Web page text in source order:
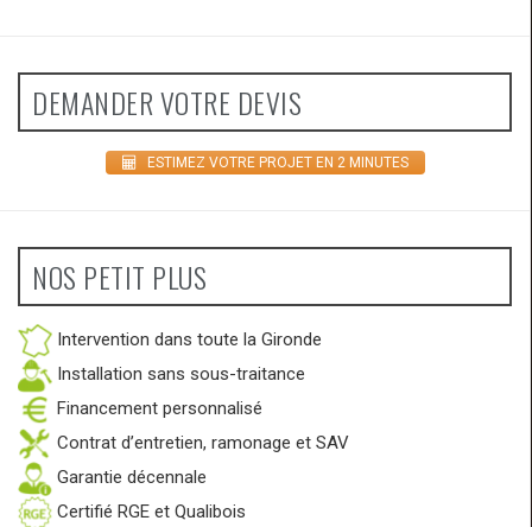
DEMANDER VOTRE DEVIS
ESTIMEZ VOTRE PROJET EN 2 MINUTES
NOS PETIT PLUS
Intervention dans toute la Gironde
Installation sans sous-traitance
Financement personnalisé
Contrat d’entretien, ramonage et SAV
Garantie décennale
Certifié RGE et Qualibois